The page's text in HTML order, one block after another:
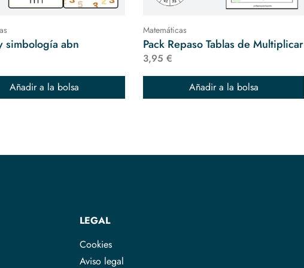
simbología abn
Añadir a la bolsa
Matemáticas
Pack Repaso Tablas de Multiplicar
3,95 €
Añadir a la bolsa
LEGAL
Cookies
Aviso legal